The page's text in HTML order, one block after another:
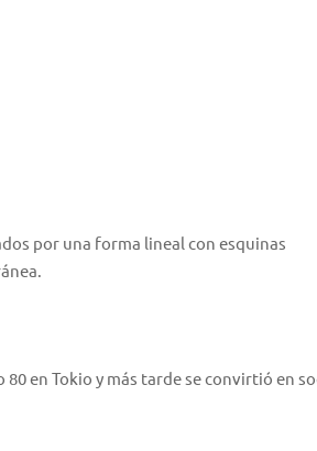
por una forma lineal con esquinas
en Tokio y más tarde se convirtió en